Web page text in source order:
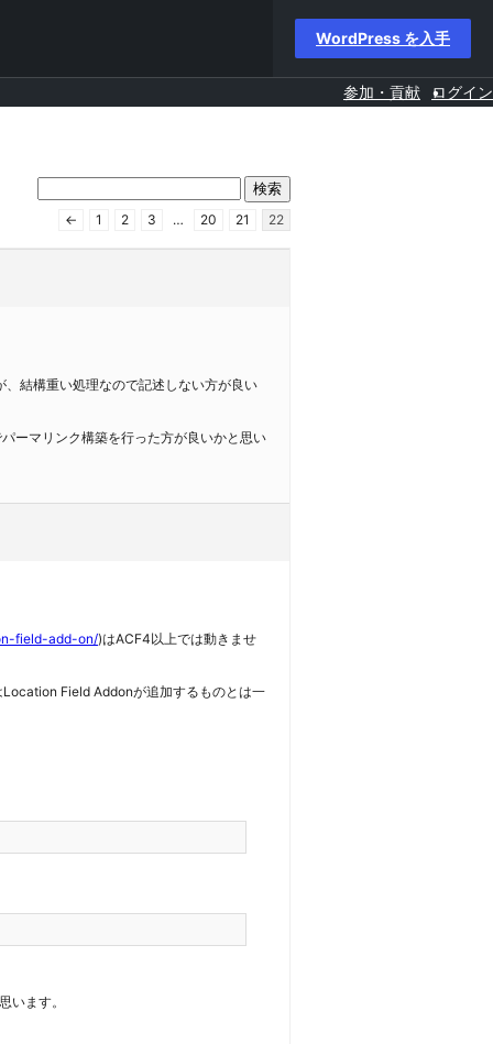
WordPress を入手
参加・貢献 ログイン
← 1 2 3 … 20 21 22
結構重い処理なので記述しない方が良い
ーマリンク構築を行った方が良いかと思い
field-add-on/)はACF4以上では動きませ
Field Addonが追加するものとは一
います。